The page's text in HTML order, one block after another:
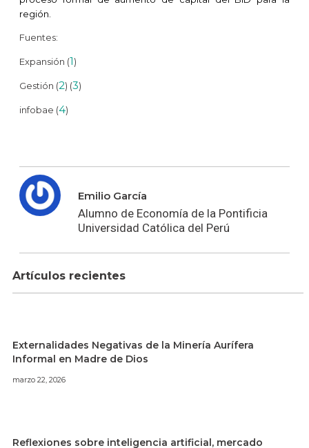
región.
Fuentes:
Expansión (1)
Gestión (2) (3)
infobae (4)
Emilio García
Alumno de Economía de la Pontificia
Universidad Católica del Perú
Artículos recientes
Externalidades Negativas de la Minería Aurífera
Informal en Madre de Dios
marzo 22, 2026
Reflexiones sobre inteligencia artificial, mercado